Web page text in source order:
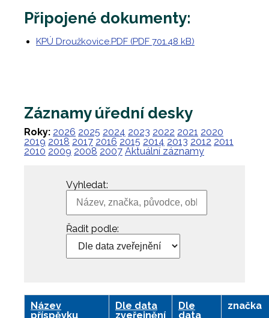
Připojené dokumenty:
KPÚ Droužkovice.PDF (PDF 701.48 kB)
Záznamy úřední desky
Roky: 2026 2025 2024 2023 2022 2021 2020
2019 2018 2017 2016 2015 2014 2013 2012 2011
2010 2009 2008 2007 Aktuální záznamy
Vyhledat:
Řadit podle:
Název
příspěvku
Dle data
zveřejnění
Dle
data
značka